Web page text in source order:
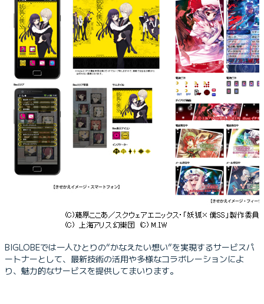
BIGLOBEでは一人ひとりの“かなえたい想い”を実現するサービスパ
ートナーとして、最新技術の活用や多様なコラボレーションによ
り、魅力的なサービスを提供してまいります。